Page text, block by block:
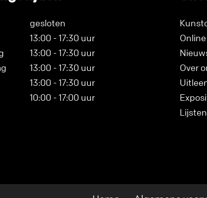
gesloten
13:00 - 17:30 uur
13:00 - 17:30 uur
13:00 - 17:30 uur
13:00 - 17:30 uur
10:00 - 17:00 uur
Over